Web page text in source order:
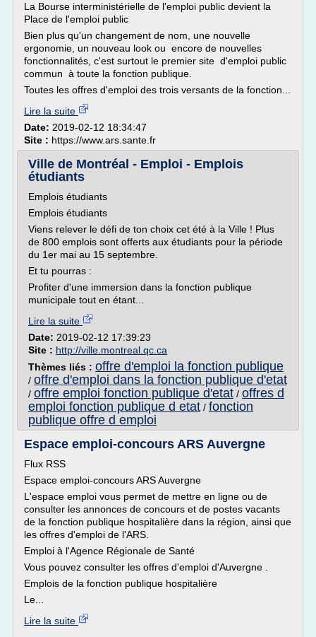
La Bourse interministérielle de l'emploi public devient la
Place de l'emploi public
Bien plus qu'un changement de nom, une nouvelle
ergonomie, un nouveau look ou encore de nouvelles
fonctionnalités, c'est surtout le premier site d'emploi public
commun à toute la fonction publique.
Toutes les offres d'emploi des trois versants de la fonction...
Lire la suite
Date: 2019-02-12 18:34:47
Site : https://www.ars.sante.fr
Ville de Montréal - Emploi - Emplois
étudiants
Emplois étudiants
Emplois étudiants
Viens relever le défi de ton choix cet été à la Ville ! Plus
de 800 emplois sont offerts aux étudiants pour la période
du 1er mai au 15 septembre.
Et tu pourras :
Profiter d'une immersion dans la fonction publique
municipale tout en étant...
Lire la suite
Date: 2019-02-12 17:39:23
Site : http://ville.montreal.qc.ca
Thèmes liés : offre d'emploi la fonction publique
/ offre d'emploi dans la fonction publique d'etat
/ offre emploi fonction publique d'etat / offres d
emploi fonction publique d etat / fonction
publique offre d emploi
Espace emploi-concours ARS Auvergne
Flux RSS
Espace emploi-concours ARS Auvergne
L'espace emploi vous permet de mettre en ligne ou de
consulter les annonces de concours et de postes vacants
de la fonction publique hospitalière dans la région, ainsi que
les offres d'emploi de l'ARS.
Emploi à l'Agence Régionale de Santé
Vous pouvez consulter les offres d'emploi d'Auvergne .
Emplois de la fonction publique hospitalière
Le...
Lire la suite